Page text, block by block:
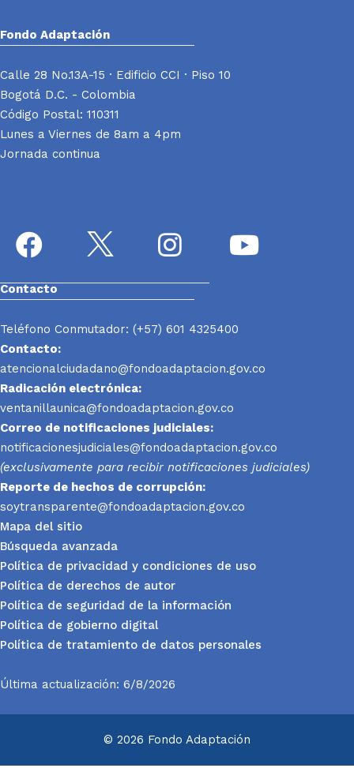
Fondo Adaptación
Calle 28 No.13A-15 · Edificio CCI · Piso 10
Bogotá D.C. - Colombia
Código Postal: 110311
Lunes a Viernes de 8am a 4pm
Jornada continua
Contacto
Teléfono Conmutador: (+57) 601 4325400
Contacto:
atencionalciudadano@fondoadaptacion.gov.co
Radicación electrónica:
ventanillaunica@fondoadaptacion.gov.co
Correo de notificaciones judiciales:
notificacionesjudiciales@fondoadaptacion.gov.co
(exclusivamente para recibir notificaciones judiciales)
Reporte de hechos de corrupción:
soytransparente@fondoadaptacion.gov.co
Mapa del sitio
Búsqueda avanzada
Política de privacidad y condiciones de uso
Política de derechos de autor
Política de seguridad de la información
Política de gobierno digital
Política de tratamiento de datos personales
Última actualización: 6/8/2026
© 2026 Fondo Adaptación